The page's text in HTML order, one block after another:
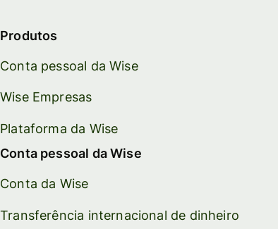
Produtos
Conta pessoal da Wise
Wise Empresas
Plataforma da Wise
Conta pessoal da Wise
Conta da Wise
Transferência internacional de dinheiro